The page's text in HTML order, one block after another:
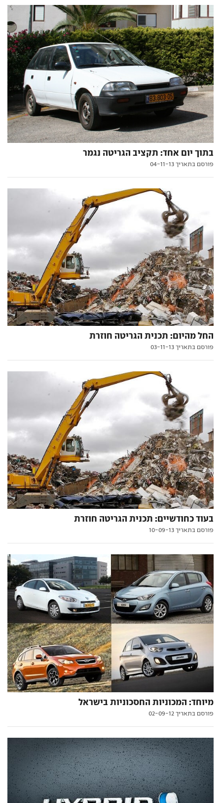
בתוך יום אחד: תקציב הגריטה נגמר
פורסם בתאריך 04-11-13
החל מהיום: תכנית הגריטה חוזרת
פורסם בתאריך 03-11-13
בעוד כחודשיים: תכנית הגריטה חוזרת
פורסם בתאריך 10-09-13
מיוחד: המכוניות החסכוניות בישראל
פורסם בתאריך 02-09-12